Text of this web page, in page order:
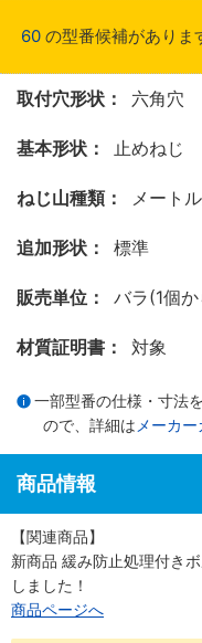
60 の型番候補がありま
取付穴形状： 六角穴
基本形状： 止めねじ
ねじ山種類： メート
追加形状： 標準
販売単位： バラ(1個
材質証明書： 対象
一部型番の仕様・寸法
ので、詳細は メーカ
商品情報
【関連商品】
新商品 緩み防止処理付き
しました！
商品ページへ